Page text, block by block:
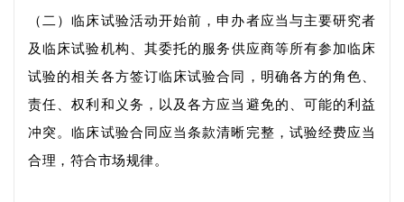
（二）临床试验活动开始前，申办者应当与主要研究者
及临床试验机构、 其委托的服务供应商等所有参加临床
试验的相关各方签订临床试验合同，明确各方的角色、
责任、权利和义务，以及各方应当避免的、可能的利益
冲突。临床试验合同应当条款清晰完整，试验经费应当
合理，符合市场规律。